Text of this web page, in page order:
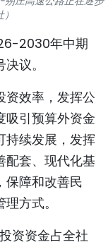
2030年中期
议。
资效率，发挥公
吸引预算外资金
持续发展，发挥
配套、现代化基
保障和改善民
方式。
资资金占全社